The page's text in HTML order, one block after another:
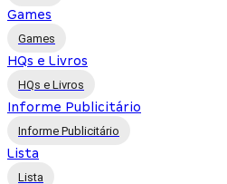
Games
Games
HQs e Livros
HQs e Livros
Informe Publicitário
Informe Publicitário
Lista
Lista